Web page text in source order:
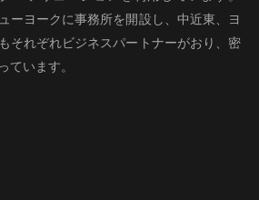
ーヨークに事務所を開設し、中近東、ヨ
それぞれビジネスパートナーがおり、密
ています。